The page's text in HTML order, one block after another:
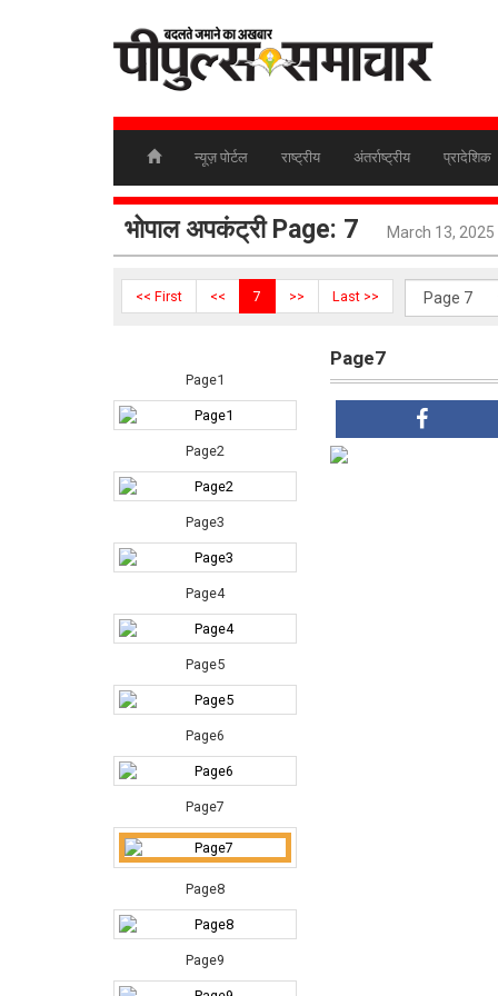
न्यूज़ पोर्टल राष्ट्रीय अंतर्राष्ट्रीय प्रादेशिक
भोपाल अपकंट्री Page: 7 March 13, 2025
<< First << 7 >> Last >>
Page1
Page2
Page3
Page4
Page5
Page6
Page7
Page8
Page9
Page7